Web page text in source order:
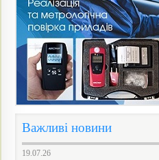
Важливі новини
19.07.26